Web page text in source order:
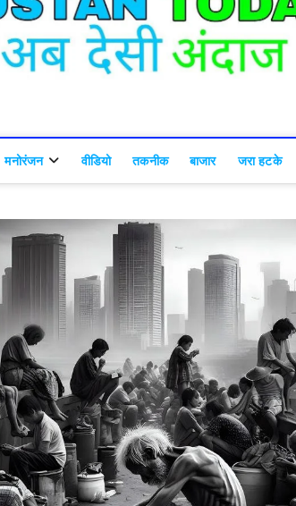
मनोरंजन वीडियो तकनीक बाजार जरा हटके